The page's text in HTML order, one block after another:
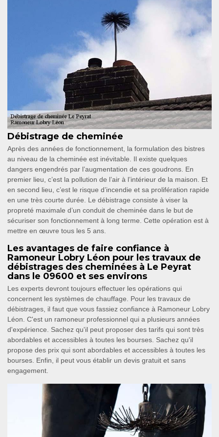
Débistrage de cheminée
Après des années de fonctionnement, la formulation des bistres
au niveau de la cheminée est inévitable. Il existe quelques
dangers engendrés par l’augmentation de ces goudrons. En
premier lieu, c’est la pollution de l’air à l’intérieur de la maison. Et
en second lieu, c’est le risque d’incendie et sa prolifération rapide
en une très courte durée. Le débistrage consiste à viser la
propreté maximale d’un conduit de cheminée dans le but de
sécuriser son fonctionnement à long terme. Cette opération est à
mettre en œuvre tous les 5 ans.
Les avantages de faire confiance à
Ramoneur Lobry Léon pour les travaux de
débistrages des cheminées à Le Peyrat
dans le 09600 et ses environs
Les experts devront toujours effectuer les opérations qui
concernent les systèmes de chauffage. Pour les travaux de
débistrages, il faut que vous fassiez confiance à Ramoneur Lobry
Léon. C'est un ramoneur professionnel qui a plusieurs années
d'expérience. Sachez qu'il peut proposer des tarifs qui sont très
abordables et accessibles à toutes les bourses. Sachez qu'il
propose des prix qui sont abordables et accessibles à toutes les
bourses. Enfin, il peut vous établir un devis gratuit et sans
engagement.